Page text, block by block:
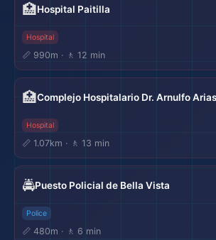
🏥Hospital Paitilla
Hospital
📏 990m · 🚶 12 min
🏥Complejo Hospitalario Dr. Arnulfo
Hospital
📏 1.07km · 🚶 13 min
🚔Puesto Policial de Bella Vista
Police
📏 480m · 🚶 6 min